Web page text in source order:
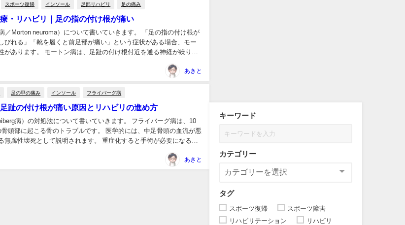
スポーツ復帰 インソール 足部リハビリ 足の痛み
・リハビリ｜足の指の付け根が痛い
／Morton neuroma）について書いていきます。 「足の指の付け根が
びれる」「靴を履くと前足部が痛い」という症状がある場合、モー
があります。 モートン病は、足趾の付け根付近を通る神経が繰り返
あきと
足の甲の痛み インソール フライバーグ病
趾の付け根が痛い原因とリハビリの進め方
病）の対処法について書いていきます。 フライバーグ病は、10
頭部に起こる骨のトラブルです。 医学的には、中足骨頭の血流が悪
無腐性壊死として説明されます。 重症化すると手術が必要になるこ
あきと
キーワード
カテゴリー
タグ
スポーツ復帰
スポーツ障害
リハビリテーション
リハビリ